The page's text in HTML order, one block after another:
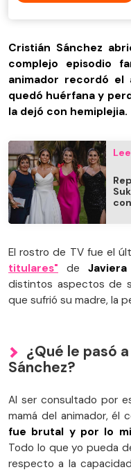
Cristián Sánchez
complejo episodio
animador recordó
quedó huérfana y
la dejó con hemiplejia.
El rostro de TV fue el
titulares" de
distintos aspectos de
que sufrió su madre, la
¿Qué le pasó
Sánchez?
Al ser consultado por
mamá del animador, él
fue brutal y por lo
Todo lo que yo pueda
respecto a la